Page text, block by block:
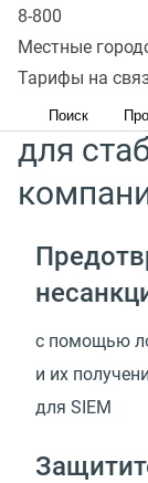
8-800
Местные
Тарифы на
Поиск
данных
для
с помощью
и их
для SIEM